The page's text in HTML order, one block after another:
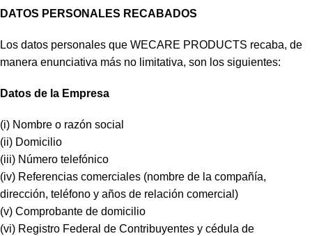
DATOS PERSONALES RECABADOS
Los datos personales que WECARE PRODUCTS recaba, de
manera enunciativa más no limitativa, son los siguientes:
Datos de la Empresa
(i) Nombre o razón social
(ii) Domicilio
(iii) Número telefónico
(iv) Referencias comerciales (nombre de la compañía,
dirección, teléfono y años de relación comercial)
(v) Comprobante de domicilio
(vi) Registro Federal de Contribuyentes y cédula de